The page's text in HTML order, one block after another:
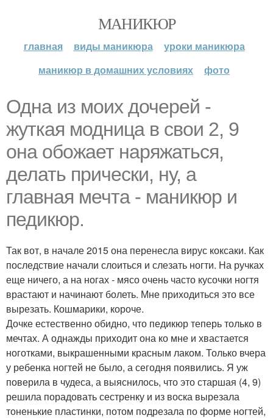
МАНИКЮР
главная виды маникюра
уроки маникюра
маникюр в домашних условиях
фото
Одна из моих дочерей -
жуткая модница в свои 2, 9
она обожает наряжаться,
делать прически, ну, а
главная мечта - маникюр и
педикюр.
Так вот, в начале 2015 она перенесла вирус коксаки. Как
последствие начали слоиться и слезать ногти. На ручках
еще ничего, а на ногах - мясо очень часто кусочки ногтя
врастают и начинают болеть. Мне приходиться это все
вырезать. Кошмарики, короче.
Дочке естественно обидно, что педикюр теперь только в
мечтах. А однажды приходит она ко мне и хвастается
ноготками, выкрашенными красным лаком. Только вчера
у ребенка ногтей не было, а сегодня появились. Я уж
поверила в чудеса, а выяснилось, что это старшая (4, 9)
решила порадовать сестренку и из воска вырезала
тоненькие пластинки, потом подрезала по форме ногтей,